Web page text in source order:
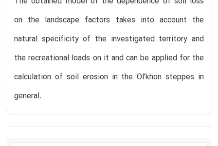
on the landscape factors takes into account the
natural specificity of the investigated territory and
the recreational loads on it and can be applied for the
calculation of soil erosion in the Ol’khon steppes in
general.